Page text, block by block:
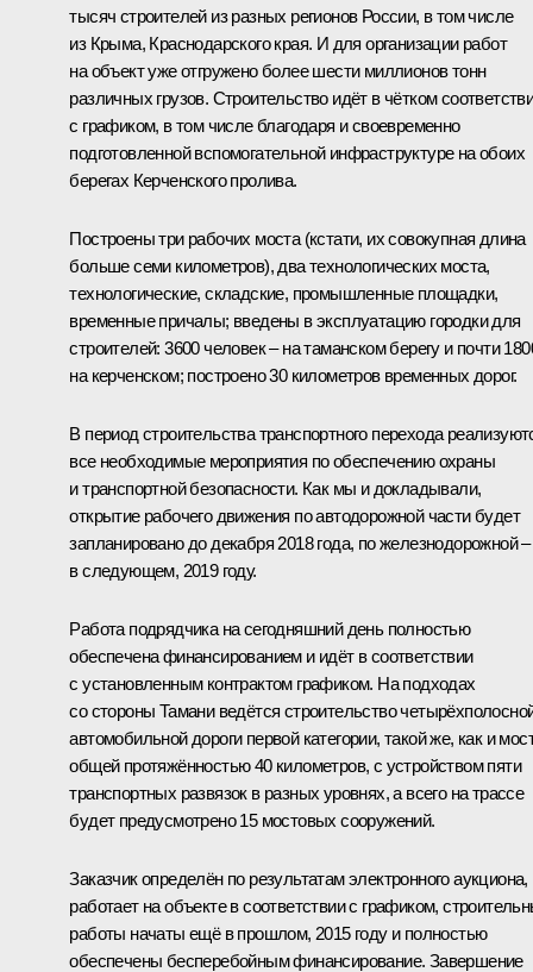
тысяч строителей из разных регионов России, в том числе
из Крыма, Краснодарского края. И для организации работ
на объект уже отгружено более шести миллионов тонн
различных грузов. Строительство идёт в чётком
с графиком, в том числе благодаря и своевременно
подготовленной вспомогательной инфраструктуре на обоих
берегах Керченского пролива.
Построены три рабочих моста (кстати, их совокупная длина
больше семи километров), два технологических моста,
технологические, складские, промышленные площадки,
временные причалы; введены в эксплуатацию городки для
строителей: 3600 человек – на таманском берегу и почти
на керченском; построено 30 километров временных дорог.
В период строительства транспортного перехода
все необходимые мероприятия по обеспечению охраны
и транспортной безопасности. Как мы и докладывали,
открытие рабочего движения по автодорожной части будет
запланировано до декабря 2018 года, по железнодорожной –
в следующем, 2019 году.
Работа подрядчика на сегодняшний день полностью
обеспечена финансированием и идёт в соответствии
с установленным контрактом графиком. На подходах
со стороны Тамани ведётся строительство
автомобильной дороги первой категории, такой же, как и
общей протяжённостью 40 километров, с устройством пяти
транспортных развязок в разных уровнях, а всего на трассе
будет предусмотрено 15 мостовых сооружений.
Заказчик определён по результатам электронного аукциона,
работает на объекте в соответствии с графиком,
работы начаты ещё в прошлом, 2015 году и полностью
обеспечены бесперебойным финансирование. Завершение